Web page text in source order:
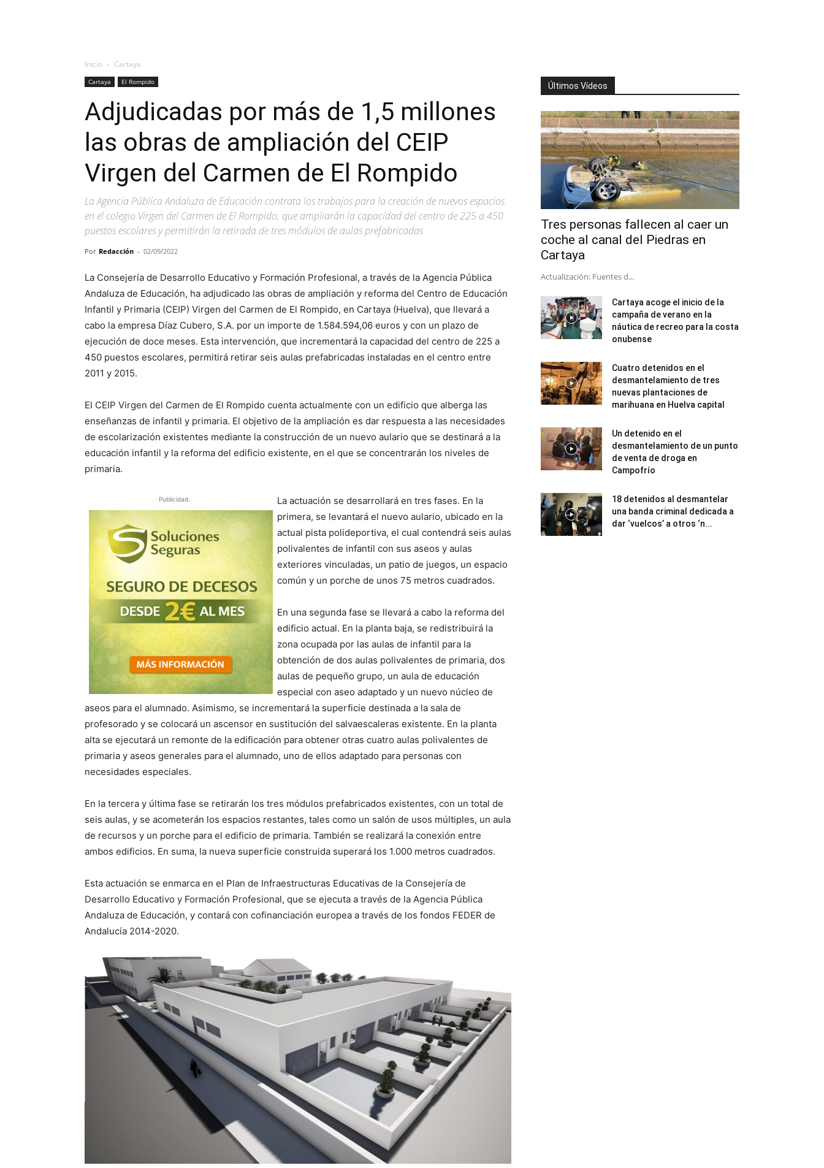
Inicio Cartaya
Cartaya El Rompido
Adjudicadas por más de 1,5 millones
las obras de ampliación del CEIP
Virgen del Carmen de El Rompido
La Agencia Pública Andaluza de Educación contrata los trabajos para la creación de nuevos espacios
en el colegio Virgen del Carmen de El Rompido, que ampliarán la capacidad del centro de 225 a 450
puestos escolares y permitirán la retirada de tres módulos de aulas prefabricadas
Por Redacción - 02/09/2022
La Consejería de Desarrollo Educativo y Formación Profesional, a través de la Agencia Pública
Andaluza de Educación, ha adjudicado las obras de ampliación y reforma del Centro de Educación
Infantil y Primaria (CEIP) Virgen del Carmen de El Rompido, en Cartaya (Huelva), que llevará a
cabo la empresa Díaz Cubero, S.A. por un importe de 1.584.594,06 euros y con un plazo de
ejecución de doce meses. Esta intervención, que incrementará la capacidad del centro de 225 a
450 puestos escolares, permitirá retirar seis aulas prefabricadas instaladas en el centro entre
2011 y 2015.
El CEIP Virgen del Carmen de El Rompido cuenta actualmente con un edificio que alberga las
enseñanzas de infantil y primaria. El objetivo de la ampliación es dar respuesta a las necesidades
de escolarización existentes mediante la construcción de un nuevo aulario que se destinará a la
educación infantil y la reforma del edificio existente, en el que se concentrarán los niveles de
primaria.
Publicidad.
La actuación se desarrollará en tres fases. En la
primera, se levantará el nuevo aulario, ubicado en la
actual pista polideportiva, el cual contendrá seis aulas
polivalentes de infantil con sus aseos y aulas
exteriores vinculadas, un patio de juegos, un espacio
común y un porche de unos 75 metros cuadrados.
En una segunda fase se llevará a cabo la reforma del
edificio actual. En la planta baja, se redistribuirá la
zona ocupada por las aulas de infantil para la
obtención de dos aulas polivalentes de primaria, dos
aulas de pequeño grupo, un aula de educación
especial con aseo adaptado y un nuevo núcleo de
aseos para el alumnado. Asimismo, se incrementará la superficie destinada a la sala de
profesorado y se colocará un ascensor en sustitución del salvaescaleras existente. En la planta
alta se ejecutará un remonte de la edificación para obtener otras cuatro aulas polivalentes de
primaria y aseos generales para el alumnado, uno de ellos adaptado para personas con
necesidades especiales.
En la tercera y última fase se retirarán los tres módulos prefabricados existentes, con un total de
seis aulas, y se acometerán los espacios restantes, tales como un salón de usos múltiples, un aula
de recursos y un porche para el edificio de primaria. También se realizará la conexión entre
ambos edificios. En suma, la nueva superficie construida superará los 1.000 metros cuadrados.
Esta actuación se enmarca en el Plan de Infraestructuras Educativas de la Consejería de
Desarrollo Educativo y Formación Profesional, que se ejecuta a través de la Agencia Pública
Andaluza de Educación, y contará con cofinanciación europea a través de los fondos FEDER de
Andalucía 2014-2020.
Últimos Vídeos
Tres personas fallecen al caer un
coche al canal del Piedras en
Cartaya
Actualización: Fuentes d...
Cartaya acoge el inicio de la
campaña de verano en la
náutica de recreo para la costa
onubense
Cuatro detenidos en el
desmantelamiento de tres
nuevas plantaciones de
marihuana en Huelva capital
Un detenido en el
desmantelamiento de un punto
de venta de droga en
Campofrío
18 detenidos al desmantelar
una banda criminal dedicada a
dar ‘vuelcos’ a otros ‘n...